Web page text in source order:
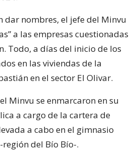
dar nombres, el jefe del Minvu
a las empresas cuestionadas
Todo, a días del inicio de los
en las viviendas de la
en el sector El Olivar.
Minvu se enmarcaron en su
a cargo de la cartera de
a cabo en el gimnasio
del Bío Bío-.